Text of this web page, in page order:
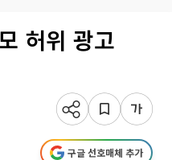
허위 광고
구글 선호매체 추가